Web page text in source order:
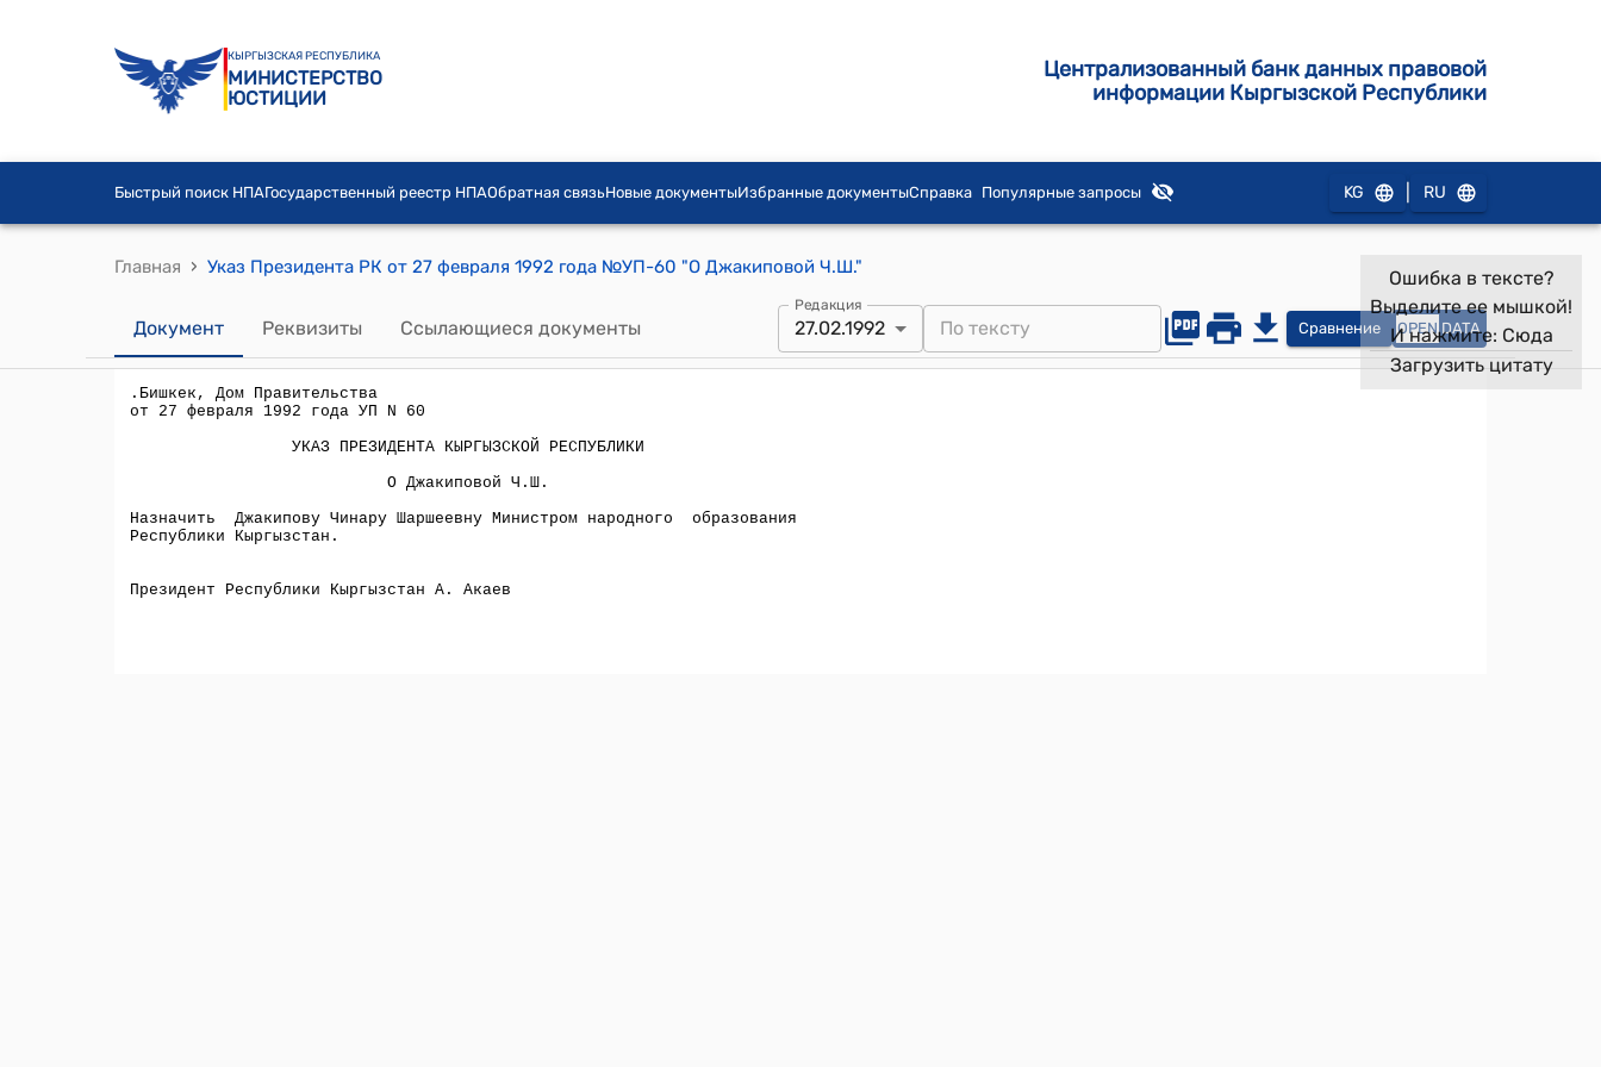
КЫРГЫЗСКАЯ РЕСПУБЛИКА
МИНИСТЕРСТВО
ЮСТИЦИИ
Централизованный банк данных правовой
информации Кыргызской Республики
Быстрый поиск НПАГосударственный реестр НПАОбратная связьНовые документыИзбранные документыСправка Популярные запросы KG RU
Главная › Указ Президента РК от 27 февраля 1992 года №УП-60 "О Джакиповой Ч.Ш."
Документ Реквизиты Ссылающиеся документы
Редакция
27.02.1992 Сравнение OPEN DATA
Ошибка в тексте?
Выделите ее мышкой!
И нажмите: Сюда
Загрузить цитату